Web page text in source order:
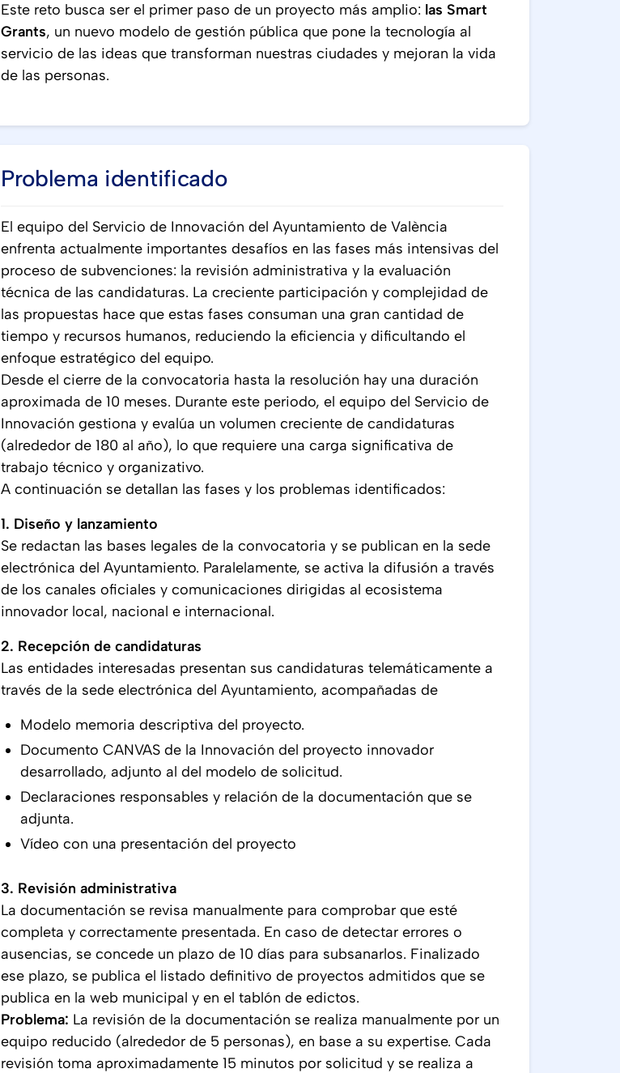
Este reto busca ser el primer paso de un proyecto más amplio: las Smart
Grants, un nuevo modelo de gestión pública que pone la tecnología al
servicio de las ideas que transforman nuestras ciudades y mejoran la vida
de las personas.
Problema identificado
El equipo del Servicio de Innovación del Ayuntamiento de València
enfrenta actualmente importantes desafíos en las fases más intensivas del
proceso de subvenciones: la revisión administrativa y la evaluación
técnica de las candidaturas. La creciente participación y complejidad de
las propuestas hace que estas fases consuman una gran cantidad de
tiempo y recursos humanos, reduciendo la eficiencia y dificultando el
enfoque estratégico del equipo.
Desde el cierre de la convocatoria hasta la resolución hay una duración
aproximada de 10 meses. Durante este periodo, el equipo del Servicio de
Innovación gestiona y evalúa un volumen creciente de candidaturas
(alrededor de 180 al año), lo que requiere una carga significativa de
trabajo técnico y organizativo.
A continuación se detallan las fases y los problemas identificados:
1. Diseño y lanzamiento
Se redactan las bases legales de la convocatoria y se publican en la sede
electrónica del Ayuntamiento. Paralelamente, se activa la difusión a través
de los canales oficiales y comunicaciones dirigidas al ecosistema
innovador local, nacional e internacional.
2. Recepción de candidaturas
Las entidades interesadas presentan sus candidaturas telemáticamente a
través de la sede electrónica del Ayuntamiento, acompañadas de
Modelo memoria descriptiva del proyecto.
Documento CANVAS de la Innovación del proyecto innovador
desarrollado, adjunto al del modelo de solicitud.
Declaraciones responsables y relación de la documentación que se
adjunta.
Vídeo con una presentación del proyecto
3. Revisión administrativa
La documentación se revisa manualmente para comprobar que esté
completa y correctamente presentada. En caso de detectar errores o
ausencias, se concede un plazo de 10 días para subsanarlos. Finalizado
ese plazo, se publica el listado definitivo de proyectos admitidos que se
publica en la web municipal y en el tablón de edictos.
Problema: La revisión de la documentación se realiza manualmente por un
equipo reducido (alrededor de 5 personas), en base a su expertise. Cada
revisión toma aproximadamente 15 minutos por solicitud y se realiza a